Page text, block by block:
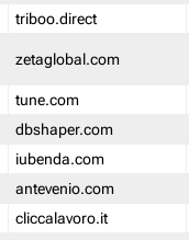
triboo.direct
zetaglobal.com
tune.com
dbshaper.com
iubenda.com
antevenio.com
cliccalavoro.it